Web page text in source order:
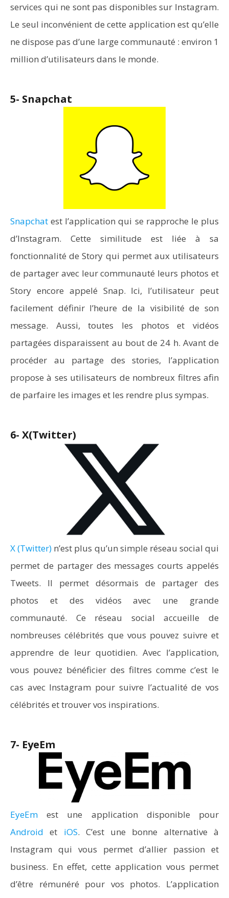
services qui ne sont pas disponibles sur Instagram.
Le seul inconvénient de cette application est qu’elle
ne dispose pas d’une large communauté : environ 1
million d’utilisateurs dans le monde.
5- Snapchat
Snapchat est l’application qui se rapproche le plus
d’Instagram. Cette similitude est liée à sa
fonctionnalité de Story qui permet aux utilisateurs
de partager avec leur communauté leurs photos et
Story encore appelé Snap. Ici, l’utilisateur peut
facilement définir l’heure de la visibilité de son
message. Aussi, toutes les photos et vidéos
partagées disparaissent au bout de 24 h. Avant de
procéder au partage des stories, l’application
propose à ses utilisateurs de nombreux filtres afin
de parfaire les images et les rendre plus sympas.
6- X(Twitter)
X (Twitter) n’est plus qu’un simple réseau social qui
permet de partager des messages courts appelés
Tweets. Il permet désormais de partager des
photos et des vidéos avec une grande
communauté. Ce réseau social accueille de
nombreuses célébrités que vous pouvez suivre et
apprendre de leur quotidien. Avec l’application,
vous pouvez bénéficier des filtres comme c’est le
cas avec Instagram pour suivre l’actualité de vos
célébrités et trouver vos inspirations.
7- EyeEm
EyeEm est une application disponible pour
Android et iOS. C’est une bonne alternative à
Instagram qui vous permet d’allier passion et
business. En effet, cette application vous permet
d’être rémunéré pour vos photos. L’application